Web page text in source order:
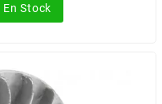
En Stock